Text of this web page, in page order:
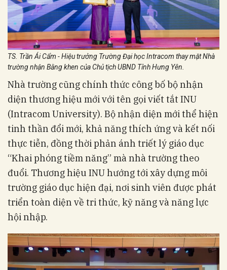
TS. Trần Ái Cẩm - Hiệu trưởng Trường Đại học Intracom thay mặt Nhà
trường nhận Bằng khen của Chủ tịch UBND Tỉnh Hưng Yên.
Nhà trường cũng chính thức công bố bộ nhận
diện thương hiệu mới với tên gọi viết tắt INU
(Intracom University). Bộ nhận diện mới thể hiện
tinh thần đổi mới, khả năng thích ứng và kết nối
thực tiễn, đồng thời phản ánh triết lý giáo dục
“Khai phóng tiềm năng” mà nhà trường theo
đuổi. Thương hiệu INU hướng tới xây dựng môi
trường giáo dục hiện đại, nơi sinh viên được phát
triển toàn diện về tri thức, kỹ năng và năng lực
hội nhập.